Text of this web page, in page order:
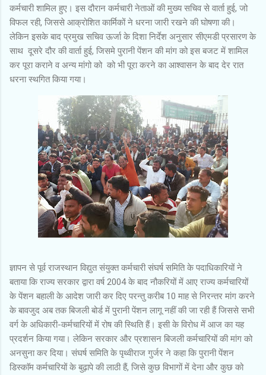
कर्मचारी शामिल हुए। इस दौरान कर्मचारी नेताओं की मुख्य सचिव से वार्ता हुई, जो
विफल रही, जिससे आक्रोशित कार्मिकों ने धरना जारी रखने की घोषणा की।
लेकिन इसके बाद प्रमुख सचिव ऊर्जा के दिशा निर्देश अनुसार सीएमडी प्रसारण के
साथ दूसरे दौर की वार्ता हुई, जिसमे पुरानी पेंशन की मांग को इस बजट में शामिल
कर पूरा कराने व अन्य मांगो को को भी पूरा करने का आश्वासन के बाद देर रात
धरना स्थगित किया गया।
ज्ञापन से पूर्व राजस्थान विद्युत संयुक्त कर्मचारी संघर्ष समिति के पदाधिकारियों ने
बताया कि राज्य सरकार द्वारा वर्ष 2004 के बाद नौकरियों में आए राज्य कर्मचारियों
के पेंशन बहाली के आदेश जारी कर दिए परन्तु करीब 10 माह से निरन्तर मांग करने
के बावजुद अब तक बिजली बोर्ड में पुरानी पेंशन लागू नहीं की जा रही हैं जिससे सभी
वर्ग के अधिकारी-कर्मचारियों में रोष की स्थिति हैं। इसी के विरोध में आज का यह
प्रदर्शन किया गया। लेकिन सरकार और प्रशासन बिजली कर्मचारियों की मांग को
अनसुना कर दिया। संघर्ष समिति के पृथ्वीराज गुर्जर ने कहा कि पुरानी पेंशन
डिस्काॅम कर्मचारियों के बुढ़ापे की लाठी हैं, जिसे कुछ विभागों में देना और कुछ को